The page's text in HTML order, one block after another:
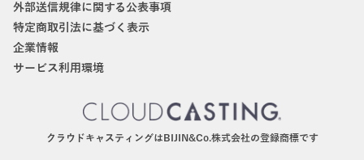
外部送信規律に関する公表事項
特定商取引法に基づく表示
企業情報
サービス利用環境
クラウドキャスティングはBIJIN&Co.株式会社の登録商標です